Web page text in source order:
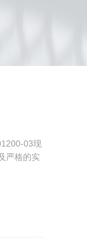
03现
严格的实
释放气